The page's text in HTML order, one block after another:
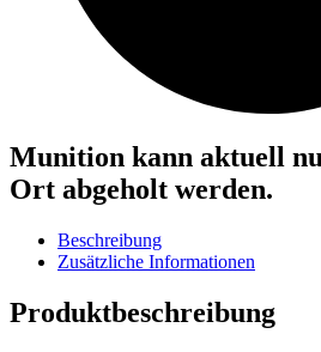
Munition kann aktuell
Ort abgeholt werden.
Beschreibung
Zusätzliche Informationen
Produktbeschreibung